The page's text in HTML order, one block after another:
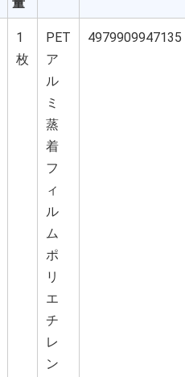
1
枚
PET
ア
ル
ミ
蒸
着
フ
ィ
ル
ム
ポ
リ
エ
チ
レ
ン
4979909947135